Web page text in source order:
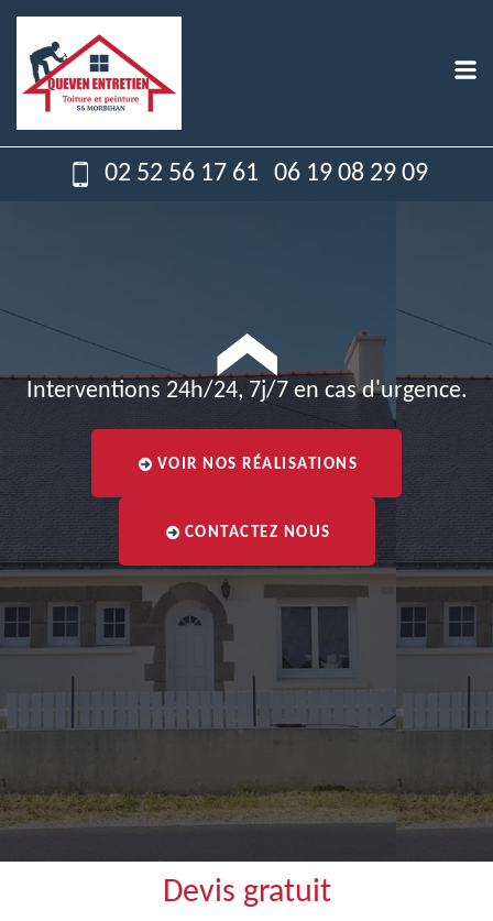
02 52 56 17 61 06 19 08 29 09
Interventions 24h/24, 7j/7 en cas d'urgence.
VOIR NOS RÉALISATIONS
CONTACTEZ NOUS
Devis gratuit